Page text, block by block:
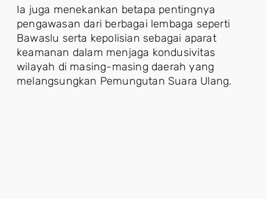
Ia juga menekankan betapa pentingnya
pengawasan dari berbagai lembaga seperti
Bawaslu serta kepolisian sebagai aparat
keamanan dalam menjaga kondusivitas
wilayah di masing-masing daerah yang
melangsungkan Pemungutan Suara Ulang.